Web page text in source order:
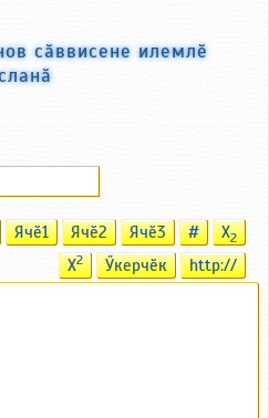
сӑввисене илемлӗ
Ячӗ1 Ячӗ2 Ячӗ3 # X2
X2 Ӳкерчӗк http://